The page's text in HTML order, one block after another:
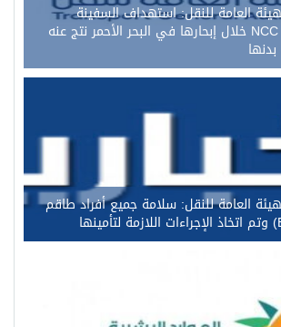
العامة للنقل: استهداف السفينة
السعودية NCC MASA خلال إبحارها في البحر الأحمر نتج عنه
العامة للنقل: سلامة جميع أفراد طاقم